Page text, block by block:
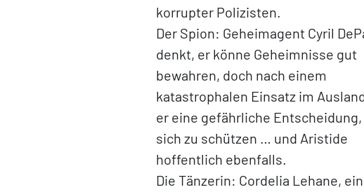
korrupter Polizisten.
Der Spion: Geheimagent Cyril
denkt, er könne Geheimnisse gut
bewahren, doch nach einem
katastrophalen Einsatz im
er eine gefährliche Entscheidung,
sich zu schützen … und Aristide
hoffentlich ebenfalls.
Die Tänzerin: Cordelia Lehane,